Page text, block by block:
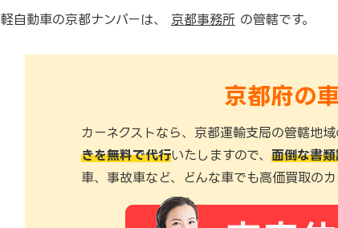
軽自動車の京都ナンバーは、 京都事務所 の管轄です。
京都府の
カーネクストなら、京都運輸支局の管轄地
きを無料で代行いたしますので、 面倒な書
車、事故車など、どんな車でも高価買取の